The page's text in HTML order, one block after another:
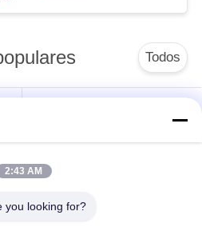
Todos
Mitsubishi
turbocompressor
2:43 AM
you looking for?